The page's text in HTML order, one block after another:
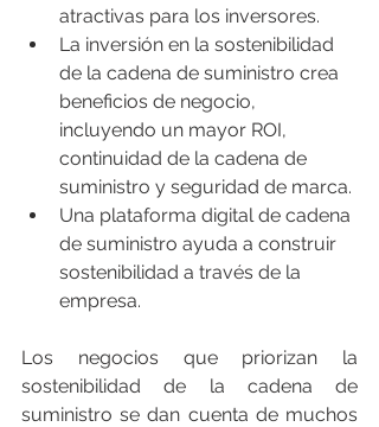
atractivas para los inversores.
La inversión en la sostenibilidad
de la cadena de suministro crea
beneficios de negocio,
incluyendo un mayor ROI,
continuidad de la cadena de
suministro y seguridad de marca.
Una plataforma digital de cadena
de suministro ayuda a construir
sostenibilidad a través de la
empresa.
Los negocios que priorizan la
sostenibilidad de la cadena de
suministro se dan cuenta de muchos